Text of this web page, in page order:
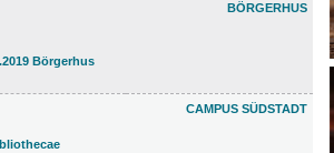
BÖRGERHUS
CAMPUS SÜDSTADT